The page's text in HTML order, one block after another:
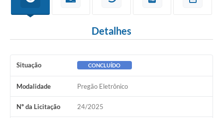
Telefones Úteis
Detalhes
Situação CONCLUÍDO
Modalidade Pregão Eletrônico
Nº da Licitação 24/2025